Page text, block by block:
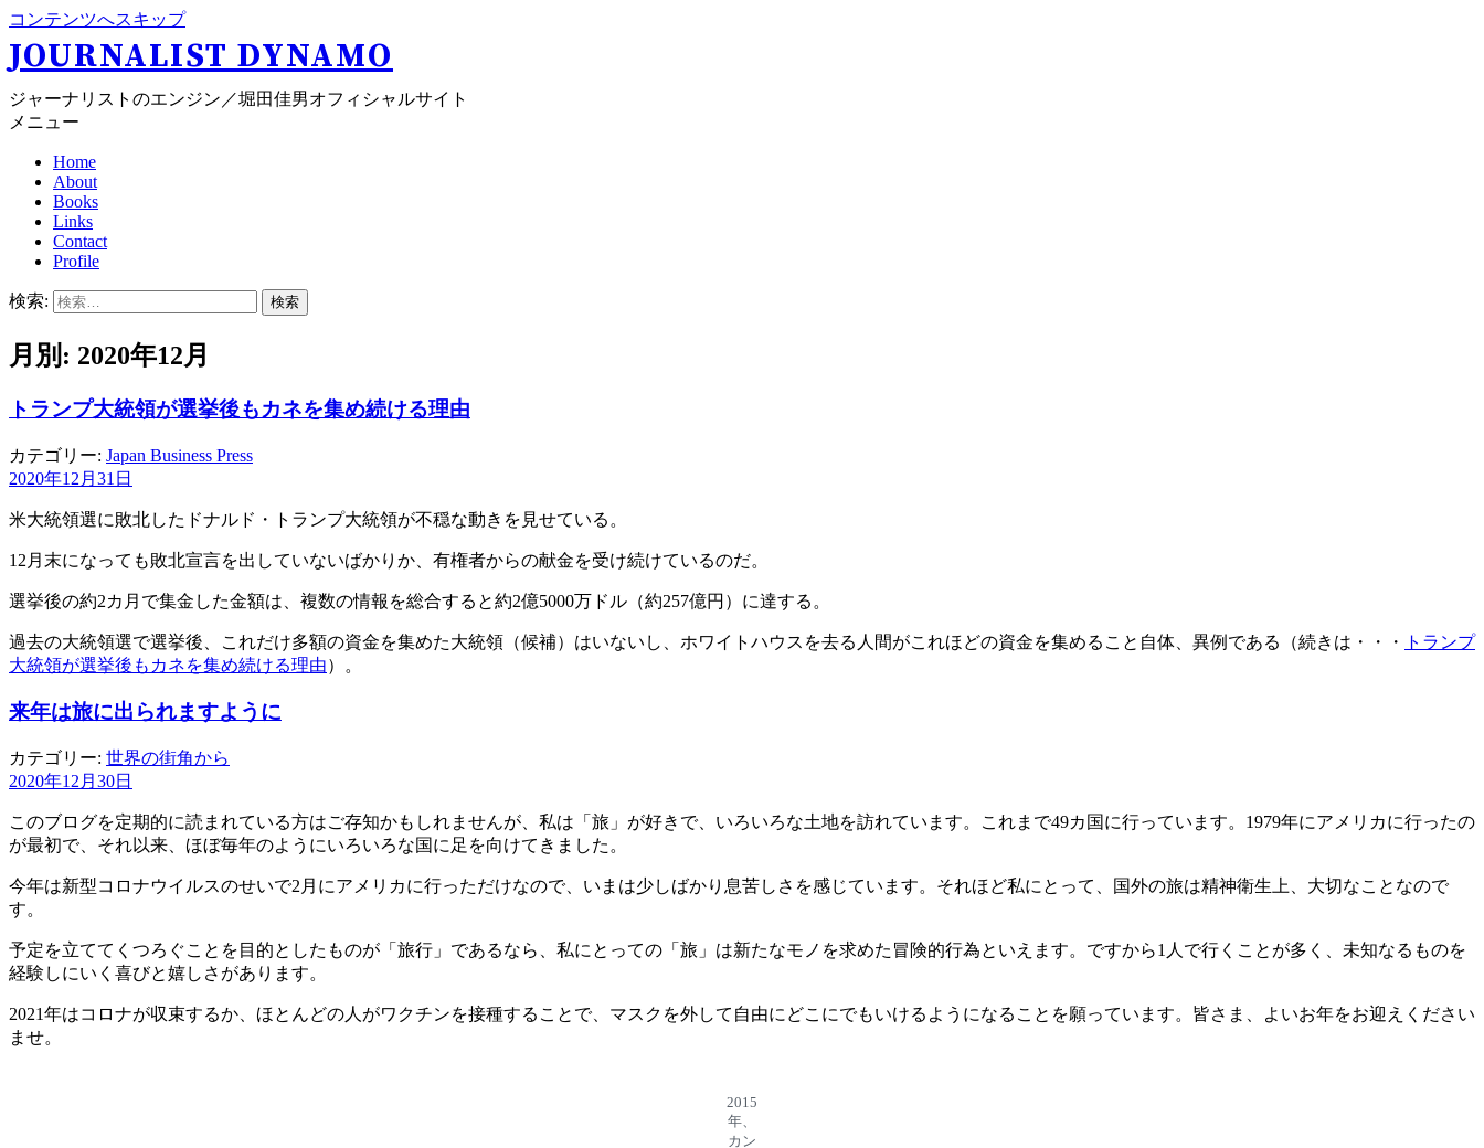
コンテンツへスキップ
JOURNALIST DYNAMO
ジャーナリストのエンジン／堀田佳男オフィシャルサイト
メニュー
Home
About
Books
Links
Contact
Profile
検索:
月別: 2020年12月
トランプ大統領が選挙後もカネを集め続ける理由
カテゴリー: Japan Business Press
2020年12月31日
米大統領選に敗北したドナルド・トランプ大統領が不穏な動きを見せている。
12月末になっても敗北宣言を出していないばかりか、有権者からの献金を受け続けているのだ。
選挙後の約2カ月で集金した金額は、複数の情報を総合すると約2億5000万ドル（約257億円）に達する。
過去の大統領選で選挙後、これだけ多額の資金を集めた大統領（候補）はいないし、ホワイトハウスを去る人間がこれほどの資金を集めること自体、異例である（続きは・・・
トランプ
大統領が選挙後もカネを集め続ける理由）。
来年は旅に出られますように
カテゴリー: 世界の街角から
2020年12月30日
このブログを定期的に読まれている方はご存知かもしれませんが、私は「旅」が好きで、いろいろな土地を訪れています。これまで49カ国に行っています。1979年にアメリカに行ったの
が最初で、それ以来、ほぼ毎年のようにいろいろな国に足を向けてきました。
今年は新型コロナウイルスのせいで2月にアメリカに行っただけなので、いまは少しばかり息苦しさを感じています。それほど私にとって、国外の旅は精神衛生上、大切なことなので
す。
予定を立ててくつろぐことを目的としたものが「旅行」であるなら、私にとっての「旅」は新たなモノを求めた冒険的行為といえます。ですから1人で行くことが多く、未知なるものを
経験しにいく喜びと嬉しさがあります。
2021年はコロナが収束するか、ほとんどの人がワクチンを接種することで、マスクを外して自由にどこにでもいけるようになることを願っています。皆さま、よいお年をお迎えください
ませ。
2015
年、
カン